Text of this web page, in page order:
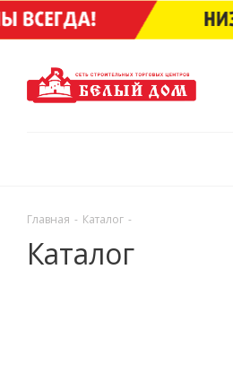
Главная - Каталог -
Каталог